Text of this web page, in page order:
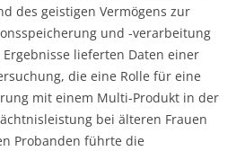
des geistigen Vermögens zur
und -verarbeitung
lieferten Daten einer
die eine Rolle für eine
mit einem Multi-Produkt in der
bei älteren Frauen
Probanden führte die